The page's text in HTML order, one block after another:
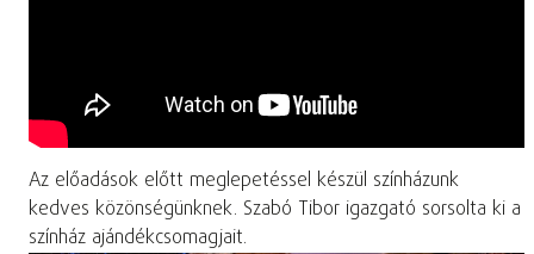
Az előadások előtt meglepetéssel készül színházunk
kedves közönségünknek. Szabó Tibor igazgató sorsolta ki a
színház ajándékcsomagjait.